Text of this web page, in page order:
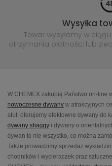
Wysyłka
Towar wysyłamy w
otrzymania płatności lub
W CHEMEX zakupią Państwo on-line
nowoczesne dywany w atrakcyjnych
atut, oferujemy efektowne dywany do
dywany shaggy i dywany o
dywan to nie wszystko, co można
Także prowadzimy sprzedaż
chodników i wycieraczek oraz